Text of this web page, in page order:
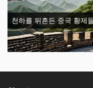
천하를 뒤흔든 중국 황제
Previous